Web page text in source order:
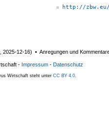
http://
2025-12-16) ▪ Anregungen und
- Impressum - Datenschutz
Wirtschaft steht unter CC BY 4.0